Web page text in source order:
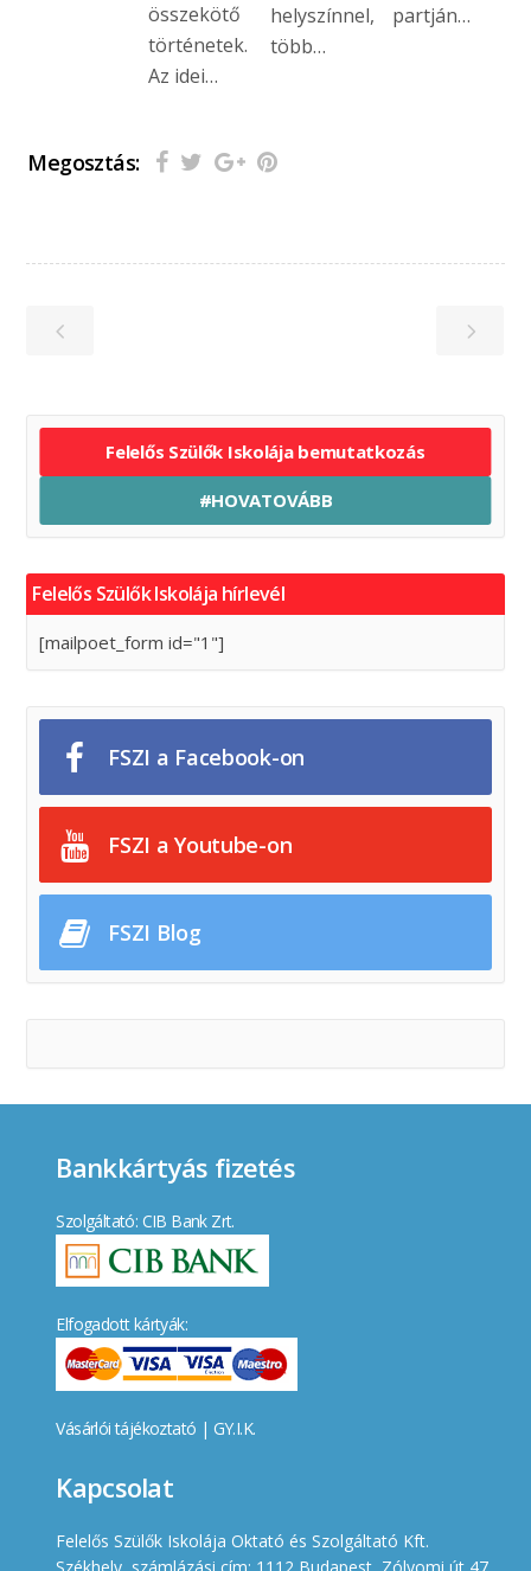
összekötő
történetek.
Az idei…
helyszínnel,
több…
partján…
Megosztás:
Felelős Szülők Iskolája bemutatkozás
#HOVATOVÁBB
Felelős Szülők Iskolája hírlevél
[mailpoet_form id="1"]
FSZI a Facebook-on
FSZI a Youtube-on
FSZI Blog
Bankkártyás fizetés
Szolgáltató: CIB Bank Zrt.
Elfogadott kártyák:
Vásárlói tájékoztató | GY.I.K.
Kapcsolat
Felelős Szülők Iskolája Oktató és Szolgáltató Kft.